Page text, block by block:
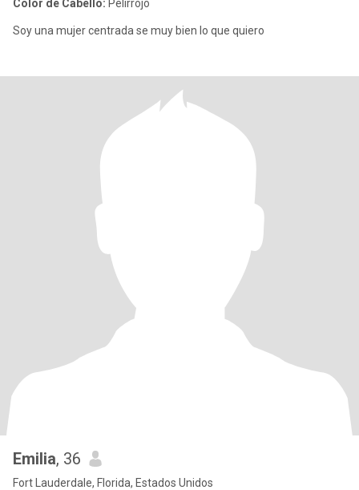
Color de Cabello: Pelirrojo
Soy una mujer centrada se muy bien lo que quiero
Emilia, 36
Fort Lauderdale, Florida, Estados Unidos